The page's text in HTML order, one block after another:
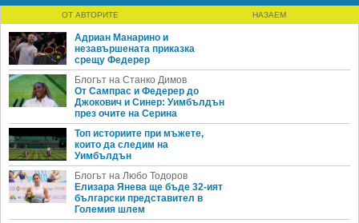
ОТ АВТОРИТЕ НАЗАЕМ
Адриан Манарино и
незавършената приказка
срещу Федерер
Блогът на Станко Димов
От Сампрас и Федерер до
Джокович и Синер: Уимбълдън
през очите на Серина
Топ историите при мъжете,
които да следим на
Уимбълдън
Блогът на Любо Тодоров
Елизара Янева ще бъде 32-ият
български представител в
Големия шлем